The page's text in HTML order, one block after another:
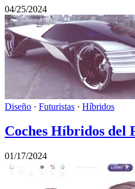
04/25/2024
Diseño · Futuristas · Híbridos
Coches Híbridos del
01/17/2024